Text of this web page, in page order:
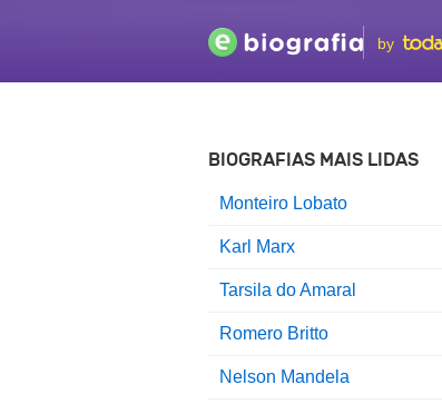
by
BIOGRAFIAS MAIS LIDAS
Monteiro Lobato
Karl Marx
Tarsila do Amaral
Romero Britto
Nelson Mandela